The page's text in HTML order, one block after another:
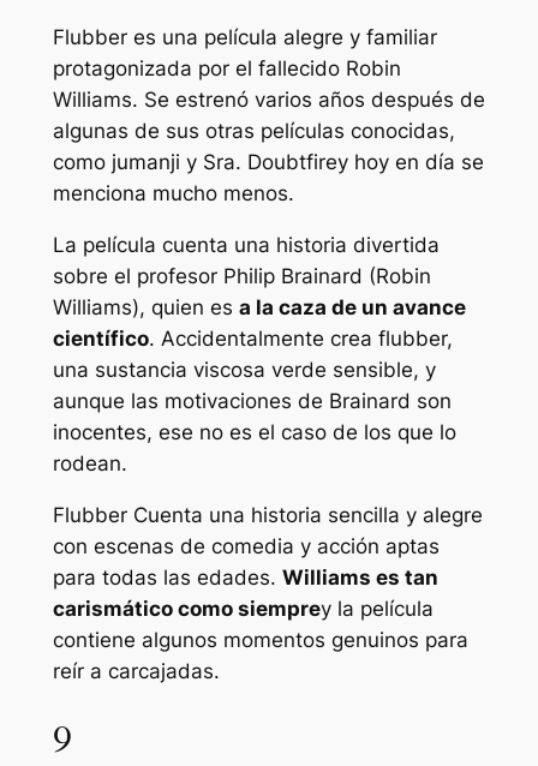
Flubberes una película alegre y familiar
protagonizada por el fallecido Robin
Williams. Se estrenó varios años después de
algunas de sus otras películas conocidas,
como jumanji y Sra. Doubtfirey hoy en día se
menciona mucho menos.
La película cuenta una historia divertida
sobre el profesor Philip Brainard (Robin
Williams), quien es a la caza de un avance
científico. Accidentalmente crea flubber,
una sustancia viscosa verde sensible, y
aunque las motivaciones de Brainard son
inocentes, ese no es el caso de los que lo
rodean.
FlubberCuenta una historia sencilla y alegre
con escenas de comedia y acción aptas
para todas las edades. Williams es tan
carismático como siemprey la película
contiene algunos momentos genuinos para
reír a carcajadas.
9